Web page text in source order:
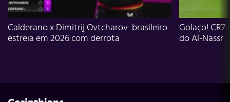
Calderano x Dimitrij Ovtcharov: brasileiro
estreia em 2026 com derrota
Golaço!
do Al-Nassr